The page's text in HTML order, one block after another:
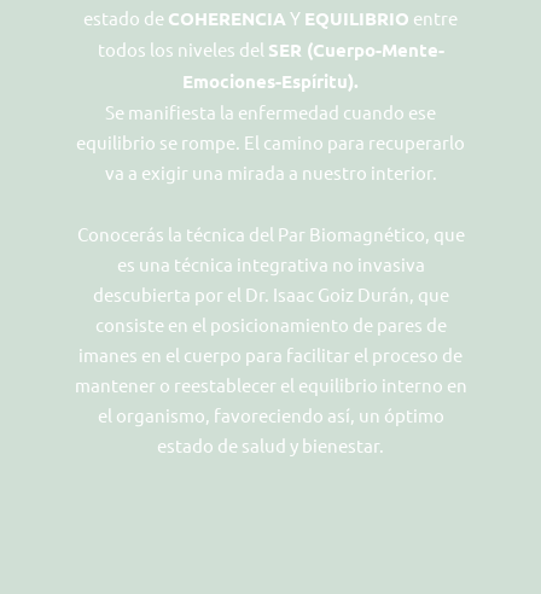
estado de COHERENCIA Y EQUILIBRIO entre
todos los niveles del SER (Cuerpo-Mente-
Emociones-Espíritu).
Se manifiesta la enfermedad cuando ese
equilibrio se rompe. El camino para recuperarlo
va a exigir una mirada a nuestro interior.
Conocerás la técnica del Par Biomagnético, que
es una técnica integrativa no invasiva
descubierta por el Dr. Isaac Goiz Durán, que
consiste en el posicionamiento de pares de
imanes en el cuerpo para facilitar el proceso de
mantener o reestablecer el equilibrio interno en
el organismo, favoreciendo así, un óptimo
estado de salud y bienestar.